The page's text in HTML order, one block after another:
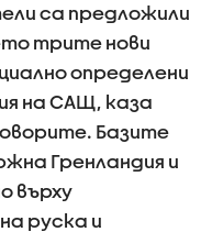
са предложили
трите нови
определени
на САЩ, каза
Базите
Гренландия и
върху
руска и